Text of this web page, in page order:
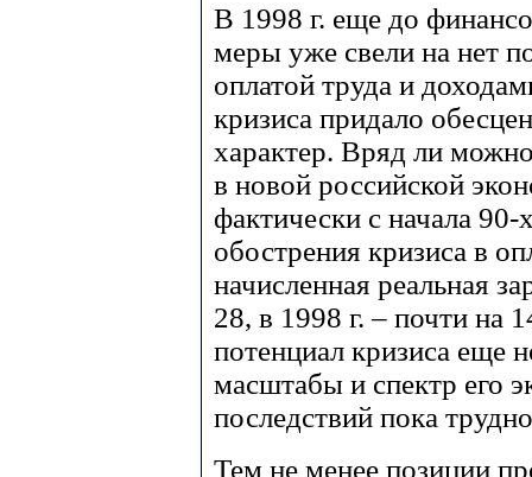
В 1998 г. еще до
меры уже свели на нет
оплатой труда и
кризиса придало
характер. Вряд ли
в новой российской
фактически с начала 90-
обострения кризиса в
начисленная реальная
28, в 1998 г. – почти на
потенциал кризиса еще
масштабы и спектр его
последствий пока
Тем не менее позиции